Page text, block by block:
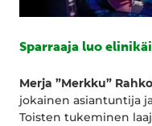
Sparraaja luo
Merja ”Merkku”
jokainen asiantuntija
Toisten tukeminen